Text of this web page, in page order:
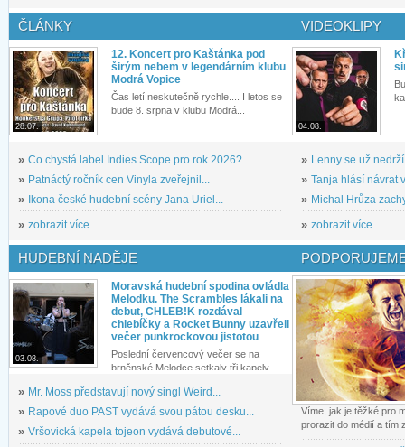
ČLÁNKY
28.07.
12. Koncert pro Kaštánka pod
širým nebem v legendárním klubu
Modrá Vopice
Čas letí neskutečně rychle.... I letos se
bude 8. srpna v klubu Modrá...
» Co chystá label Indies Scope pro rok 2026?
» Patnáctý ročník cen Vinyla zveřejnil...
»
Ikona české hudební scény Jana Uriel...
» zobrazit více...
VIDEOKLIPY
04.08.
» Lenny se už
» Tanja hlásí návrat
» Michal Hrůza
» zobrazit více...
HUDEBNÍ NADĚJE
03.08.
Moravská hudební spodina ovládla
Melodku. The Scrambles lákali na
debut, CHLEB!K rozdával
chlebíčky a Rocket Bunny uzavřeli
večer punkrockovou jistotou
Poslední červencový večer se na
brněnské Melodce setkaly tři kapely...
» Mr. Moss představují nový singl Weird...
» Rapové duo PAST vydává svou pátou desku...
» Vršovická kapela tojeon vydává debutové...
Víme, jak je těžké pro
prorazit do médií a tím